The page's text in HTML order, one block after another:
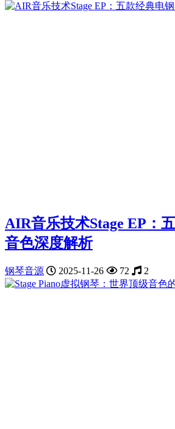
AIR音乐技术Stage EP：
音色深度解析
钢琴音源 2025-11-26 72 2